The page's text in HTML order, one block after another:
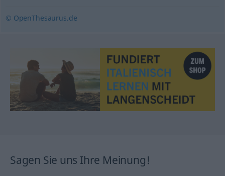
© OpenThesaurus.de
Sagen Sie uns Ihre Meinung!